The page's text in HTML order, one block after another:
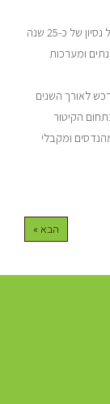
החברה נוסדה ע”י יוסי תדיר הנדסאי חשמל מוסמך בעל נסיון של כ-25 שנה
ומערכות
לאורך השנים
הקיטור
ומקבלי
הבא »